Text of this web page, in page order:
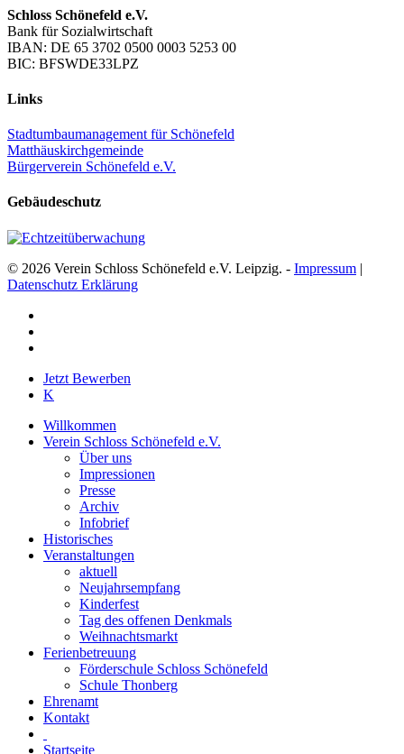
Schloss Schönefeld e.V.
Bank für Sozialwirtschaft
IBAN: DE 65 3702 0500 0003 5253 00
BIC: BFSWDE33LPZ
Links
Stadtumbaumanagement für Schönefeld
Matthäuskirchgemeinde
Bürgerverein Schönefeld e.V.
Gebäudeschutz
© 2026 Verein Schloss Schönefeld e.V. Leipzig. - Impressum |
Datenschutz Erklärung
Close
Menu
Jetzt Bewerben
K
Willkommen
Verein Schloss Schönefeld e.V.
Über uns
Impressionen
Presse
Archiv
Infobrief
Historisches
Veranstaltungen
aktuell
Neujahrsempfang
Kinderfest
Tag des offenen Denkmals
Weihnachtsmarkt
Ferienbetreuung
Förderschule Schloss Schönefeld
Schule Thonberg
Ehrenamt
Kontakt
Startseite